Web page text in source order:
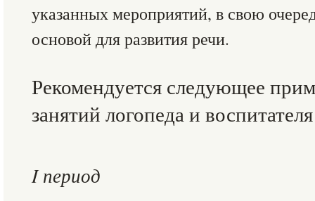
указанных мероприятий, в свою
основой для развития речи.
Рекомендуется следующее
занятий логопеда и воспитателя
I период